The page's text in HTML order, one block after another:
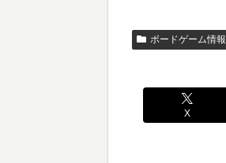
ボードゲーム情報
X